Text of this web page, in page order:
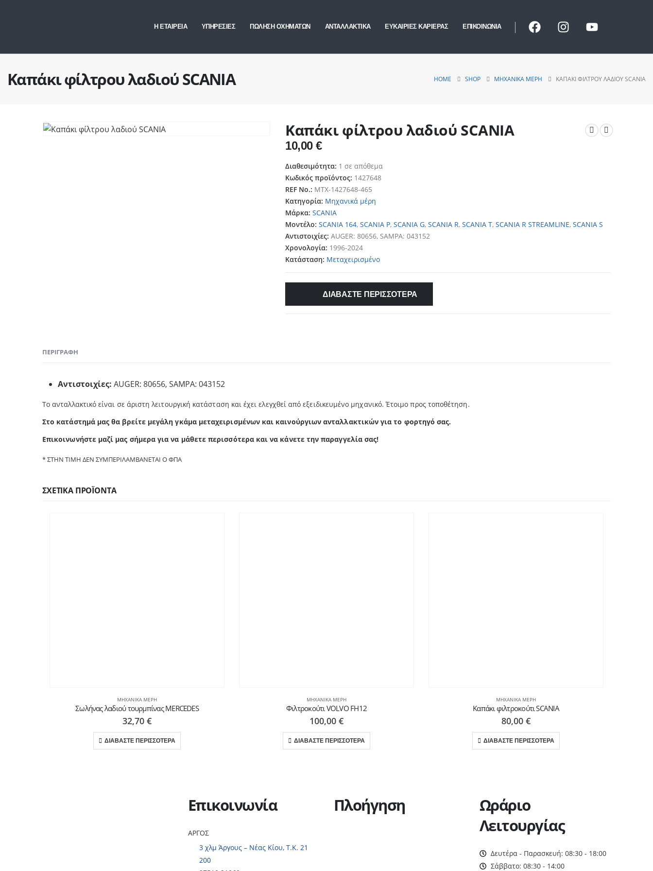
Η ΕΤΑΙΡΕΙΑ ΥΠΗΡΕΣΙΕΣ ΠΩΛΗΣΗ ΟΧΗΜΑΤΩΝ ΑΝΤΑΛΛΑΚΤΙΚΑ ΕΥΚΑΙΡΙΕΣ ΚΑΡΙΕΡΑΣ ΕΠΙΚΟΙΝΩΝΙΑ
Καπάκι φίλτρου λαδιού SCANIA HOME SHOP ΜΗΧΑΝΙΚΆ ΜΈΡΗ ΚΑΠΆΚΙ ΦΊΛΤΡΟΥ ΛΑΔΙΟΎ SCANIA
Καπάκι φίλτρου λαδιού SCANIA
10,00€
Διαθεσιμότητα: 1 σε απόθεμα
Κωδικός προϊόντος: 1427648
REF No.: MTX-1427648-465
Κατηγορία: Μηχανικά μέρη
Μάρκα: SCANIA
Μοντέλο: SCANIA 164, SCANIA P, SCANIA G, SCANIA R, SCANIA T, SCANIA R STREAMLINE, SCANIA S
Αντιστοιχίες: AUGER: 80656, SAMPA: 043152
Χρονολογία: 1996-2024
Κατάσταση: Μεταχειρισμένο
ΔΙΑΒΑΣΤΕ ΠΕΡΙΣΣΟΤΕΡΑ
ΠΕΡΙΓΡΑΦΉ
Αντιστοιχίες: AUGER: 80656, SAMPA: 043152
Το ανταλλακτικό είναι σε άριστη λειτουργική κατάσταση και έχει ελεγχθεί από εξειδικευμένο μηχανικό. Έτοιμο προς τοποθέτηση.
Στο κατάστημά μας θα βρείτε μεγάλη γκάμα μεταχειρισμένων και καινούργιων ανταλλακτικών για το φορτηγό σας.
Επικοινωνήστε μαζί μας σήμερα για να μάθετε περισσότερα και να κάνετε την παραγγελία σας!
* ΣΤΗΝ ΤΙΜΗ ΔΕΝ ΣΥΜΠΕΡΙΛΑΜΒΑΝΕΤΑΙ Ο ΦΠΑ
ΣΧΕΤΙΚΆ ΠΡΟΪΌΝΤΑ
ΜΗΧΑΝΙΚΆ ΜΈΡΗ
Σωλήνας λαδιού τουρμπίνας MERCEDES
32,70 €
ΔΙΑΒΑΣΤΕ ΠΕΡΙΣΣΟΤΕΡΑ
ΜΗΧΑΝΙΚΆ ΜΈΡΗ
Φιλτροκούτι VOLVO FH12
100,00 €
ΔΙΑΒΑΣΤΕ ΠΕΡΙΣΣΟΤΕΡΑ
ΜΗΧΑΝΙΚΆ ΜΈΡΗ
Καπάκι φιλτροκούτι SCANIA
80,00 €
ΔΙΑΒΑΣΤΕ ΠΕΡΙΣΣΟΤΕΡΑ
Επικοινωνία
ΑΡΓΟΣ
3 χλμ Άργους – Νέας Κίου, Τ.Κ. 21
200
Πλοήγηση
Ωράριο
Λειτουργίας
Δευτέρα - Παρασκευή: 08:30 - 18:00
Σάββατο: 08:30 - 14:00